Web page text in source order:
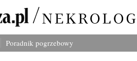
Poradnik pogrzebowy